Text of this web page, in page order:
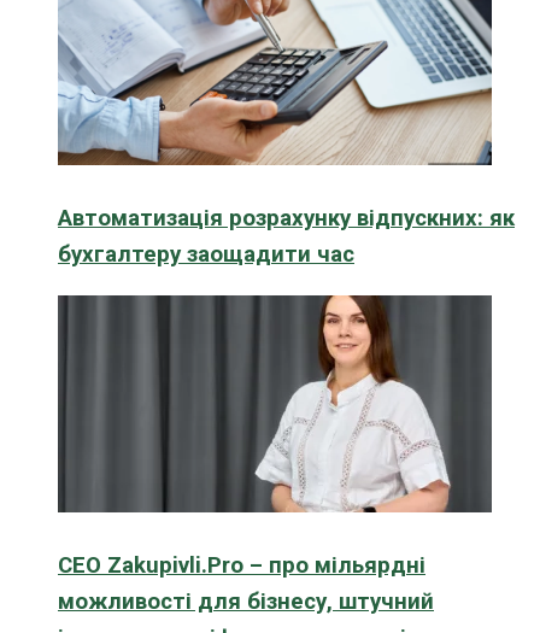
Автоматизація розрахунку відпускних: як
бухгалтеру заощадити час
CEO Zakupivli.Pro – про мільярдні
можливості для бізнесу, штучний